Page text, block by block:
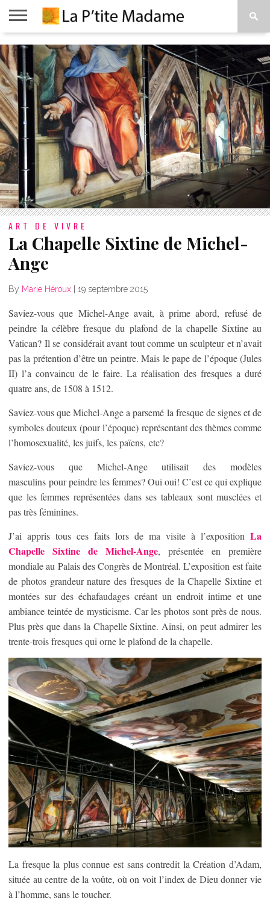
ACCUEIL
BEAUTÉ
MODE
ART
DE
VIVRE
PROPOS
ART DE VIVRE
La Chapelle Sixtine de Michel-
Ange
By Marie Héroux | 19 septembre 2015
Saviez-vous que Michel-Ange avait, à prime abord, refusé de
peindre la célèbre fresque du plafond de la chapelle Sixtine au
Vatican? Il se considérait avant tout comme un sculpteur et n’avait
pas la prétention d’être un peintre. Mais le pape de l’époque (Jules
II) l’a convaincu de le faire. La réalisation des fresques a duré
quatre ans, de 1508 à 1512.
Saviez-vous que Michel-Ange a parsemé la fresque de signes et de
symboles douteux (pour l’époque) représentant des thèmes comme
l’homosexualité, les juifs, les païens, etc?
Saviez-vous que Michel-Ange utilisait des modèles
masculins pour peindre les femmes? Oui oui! C’est ce qui explique
que les femmes représentées dans ses tableaux sont musclées et
pas très féminines.
J’ai appris tous ces faits lors de ma visite à l’exposition La
Chapelle Sixtine de Michel-Ange, présentée en première
mondiale au Palais des Congrès de Montréal. L’exposition est faite
de photos grandeur nature des fresques de la Chapelle Sixtine et
montées sur des échafaudages créant un endroit intime et une
ambiance teintée de mysticisme. Car les photos sont près de nous.
Plus près que dans la Chapelle Sixtine. Ainsi, on peut admirer les
trente-trois fresques qui orne le plafond de la chapelle.
La fresque la plus connue est sans contredit la Création d’Adam,
située au centre de la voûte, où on voit l’index de Dieu donner vie
à l’homme, sans le toucher.